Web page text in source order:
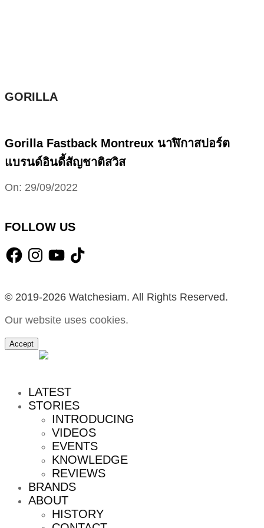
GORILLA
Gorilla Fastback Montreux นาฬิกาสปอร์ต
แบรนด์อินดี้สัญชาติสวิส
2022-
On: 29/09/2022
FOLLOW US
FacebookInstagramYouTube
TikTok
© 2019-2026 Watchesiam. All Rights Reserved.
Our website uses cookies.
Accept
LATEST
STORIES
INTRODUCING
VIDEOS
EVENTS
KNOWLEDGE
REVIEWS
BRANDS
ABOUT
HISTORY